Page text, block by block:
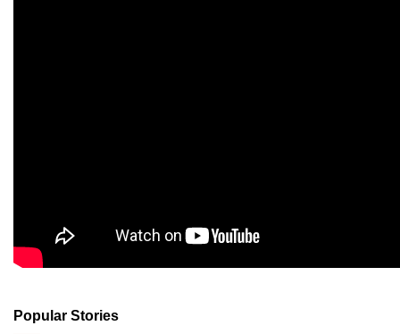
Popular Stories